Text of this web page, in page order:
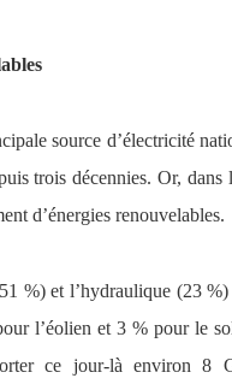
source d’électricité
trois décennies. Or, dans
d’énergies renouvelables.
%) et l’hydraulique (23 %)
l’éolien et 3 % pour le
ce jour-là environ 8